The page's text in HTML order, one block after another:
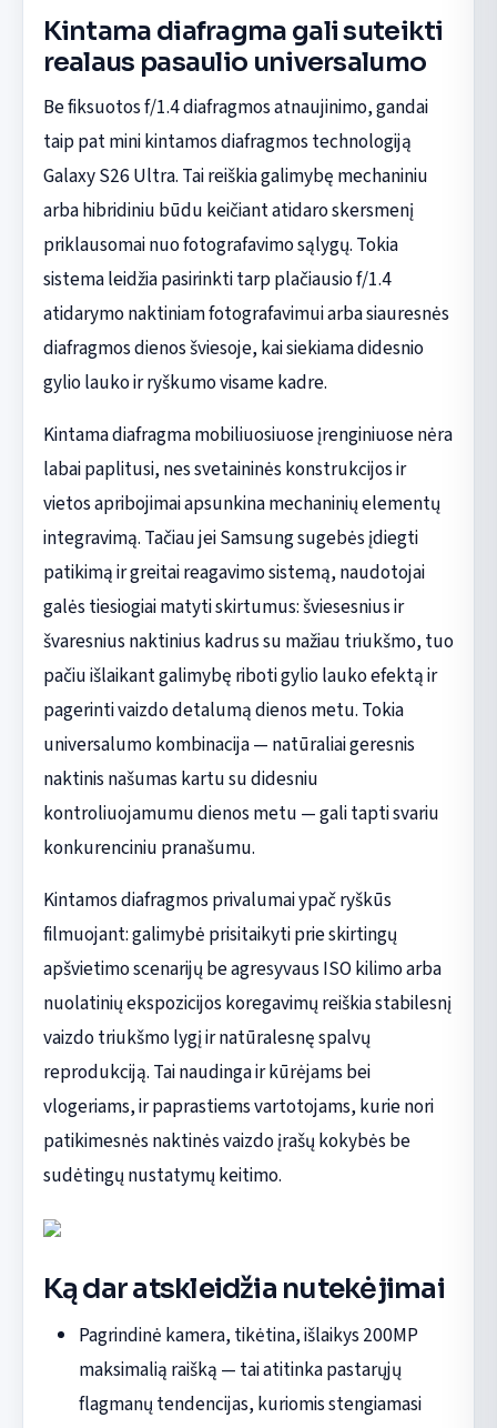
Kintama diafragma gali suteikti
realaus pasaulio universalumo
Be fiksuotos f/1.4 diafragmos atnaujinimo, gandai
taip pat mini kintamos diafragmos technologiją
Galaxy S26 Ultra. Tai reiškia galimybę mechaniniu
arba hibridiniu būdu keičiant atidaro skersmenį
priklausomai nuo fotografavimo sąlygų. Tokia
sistema leidžia pasirinkti tarp plačiausio f/1.4
atidarymo naktiniam fotografavimui arba siauresnės
diafragmos dienos šviesoje, kai siekiama didesnio
gylio lauko ir ryškumo visame kadre.
Kintama diafragma mobiliuosiuose įrenginiuose nėra
labai paplitusi, nes svetaininės konstrukcijos ir
vietos apribojimai apsunkina mechaninių elementų
integravimą. Tačiau jei Samsung sugebės įdiegti
patikimą ir greitai reagavimo sistemą, naudotojai
galės tiesiogiai matyti skirtumus: šviesesnius ir
švaresnius naktinius kadrus su mažiau triukšmo, tuo
pačiu išlaikant galimybę riboti gylio lauko efektą ir
pagerinti vaizdo detalumą dienos metu. Tokia
universalumo kombinacija — natūraliai geresnis
naktinis našumas kartu su didesniu
kontroliuojamumu dienos metu — gali tapti svariu
konkurenciniu pranašumu.
Kintamos diafragmos privalumai ypač ryškūs
filmuojant: galimybė prisitaikyti prie skirtingų
apšvietimo scenarijų be agresyvaus ISO kilimo arba
nuolatinių ekspozicijos koregavimų reiškia stabilesnį
vaizdo triukšmo lygį ir natūralesnę spalvų
reprodukciją. Tai naudinga ir kūrėjams bei
vlogeriams, ir paprastiems vartotojams, kurie nori
patikimesnės naktinės vaizdo įrašų kokybės be
sudėtingų nustatymų keitimo.
Ką dar atskleidžia nutekėjimai
Pagrindinė kamera, tikėtina, išlaikys 200MP
maksimalią raišką — tai atitinka pastarųjų
flagmanų tendencijas, kuriomis stengiamasi